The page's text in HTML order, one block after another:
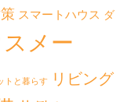
スマートハウス ダ
メー
トと暮らす リビング